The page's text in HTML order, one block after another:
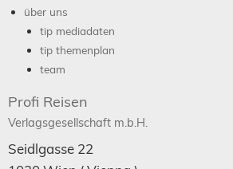
über uns
tip mediadaten
tip themenplan
team
Profi Reisen
Verlagsgesellschaft m.b.H.
Seidlgasse 22